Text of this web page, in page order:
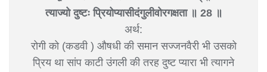
त्याज्यो दुष्टः प्रियोप्यासीदंगुलीवोरगक्षता ॥ 28 ॥
अर्थ:
रोगी को (कडवी ) औषधी की समान सज्जनवैरी भी उसको
प्रिय था सांप काटी उंगली की तरह दुष्ट प्यारा भी त्यागने